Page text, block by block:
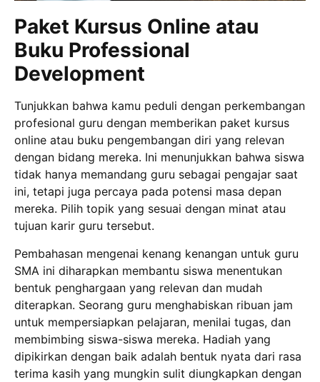
Paket Kursus Online atau
Buku Professional
Development
Tunjukkan bahwa kamu peduli dengan perkembangan
profesional guru dengan memberikan paket kursus
online atau buku pengembangan diri yang relevan
dengan bidang mereka. Ini menunjukkan bahwa siswa
tidak hanya memandang guru sebagai pengajar saat
ini, tetapi juga percaya pada potensi masa depan
mereka. Pilih topik yang sesuai dengan minat atau
tujuan karir guru tersebut.
Pembahasan mengenai kenang kenangan untuk guru
SMA ini diharapkan membantu siswa menentukan
bentuk penghargaan yang relevan dan mudah
diterapkan. Seorang guru menghabiskan ribuan jam
untuk mempersiapkan pelajaran, menilai tugas, dan
membimbing siswa-siswa mereka. Hadiah yang
dipikirkan dengan baik adalah bentuk nyata dari rasa
terima kasih yang mungkin sulit diungkapkan dengan